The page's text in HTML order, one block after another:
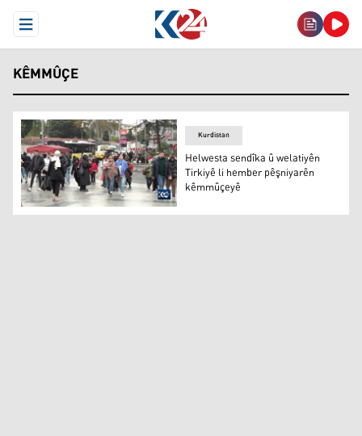
Open Menu
KÊMMÛÇE
Stenbol
Kurdistan
Helwesta sendîka û welatiyên
Tirkiyê li hember pêşniyarên
kêmmûçeyê